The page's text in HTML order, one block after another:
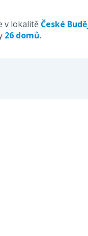
v lokalitě České
26 domů.